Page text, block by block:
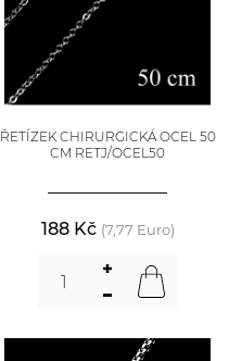
ŘETÍZEK CHIRURGICKÁ OCEL 50
CM RETJ/OCEL50
188 Kč (7,77 Euro)